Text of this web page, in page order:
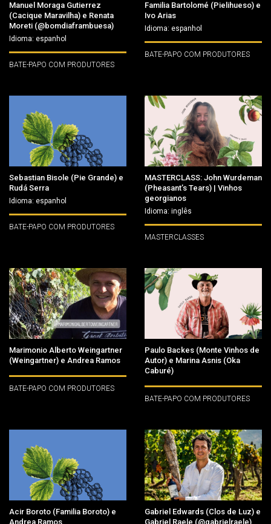
Manuel Moraga Gutierrez
(Cacique Maravilha) e Renata
Moreti (@bomdiaframbuesa)
Idioma: espanhol
BATE-PAPO COM PRODUTORES
Familia Bartolomé (Pielihueso) e
Ivo Arias
Idioma: espanhol
BATE-PAPO COM PRODUTORES
Sebastian Bisole (Pie Grande) e
Rudá Serra
Idioma: espanhol
BATE-PAPO COM PRODUTORES
MASTERCLASS: John Wurdeman
(Pheasant’s Tears) | Vinhos
georgianos
Idioma: inglês
MASTERCLASSES
Marimonio Alberto Weingartner
(Weingartner) e Andrea Ramos
BATE-PAPO COM PRODUTORES
Paulo Backes (Monte Vinhos de
Autor) e Marina Asnis (Oka
Caburé)
BATE-PAPO COM PRODUTORES
Acir Boroto (Familia Boroto) e
Andrea Ramos
Gabriel Edwards (Clos de Luz) e
Gabriel Raele (@gabrielraele)